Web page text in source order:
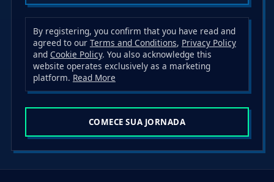
n
i
t
e
d
S
t
t
By registering, you confirm that you have read and
agreed to our Terms and Conditions, Privacy Policy
and Cookie Policy. You also acknowledge this
website operates exclusively as a marketing
platform. Read More
COMECE SUA JORNADA